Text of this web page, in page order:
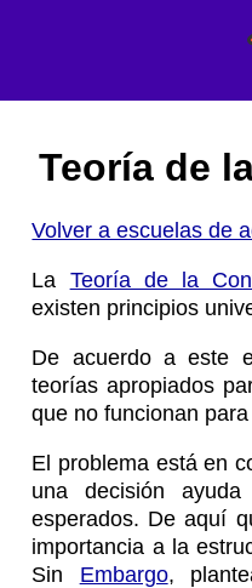
Teoría de
Volver a escuelas de
La Teoría de la
existen principios
De acuerdo a este
teorías apropiados
que no funcionan
El problema está en
una decisión
esperados. De aquí
importancia a la
Sin Embargo,